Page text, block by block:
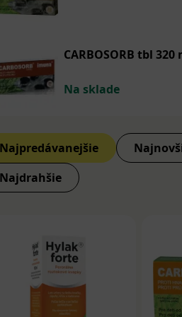
je spôsobená okrem iného:
infekcie:Bakteriálne,
v bruchu, grganie, hnačku,
za takéto infekcie
ochorenie čriev, ktoré
hmotnosti.
Stav, pri ktorom
CARBOSORB tbl
Na sklade
Najpredávanejšie
Najdrahšie